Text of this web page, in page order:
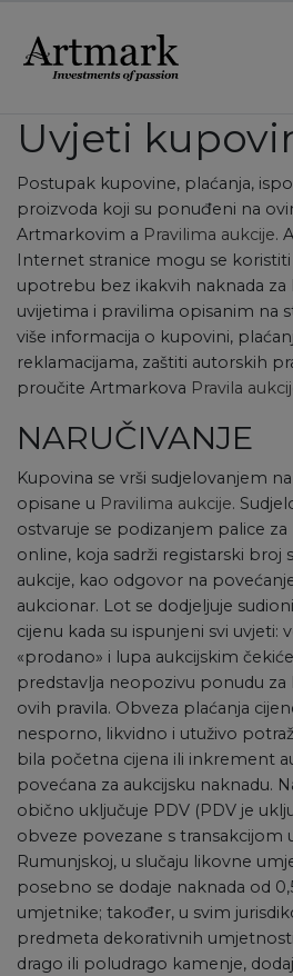
Uvjeti
Postupak kupovine, plaćanja,
proizvoda koji su ponuđeni na
Artmarkovim a Pravilima aukcije.
Internet stranice mogu se koristiti
upotrebu bez ikakvih naknada za
uvijetima i pravilima opisanim na
više informacija o kupovini,
reklamacijama, zaštiti autorskih
proučite Artmarkova Pravila
NARUČIVANJE
Kupovina se vrši sudjelovanjem
opisane u Pravilima aukcije.
ostvaruje se podizanjem palice za
online, koja sadrži registarski broj
aukcije, kao odgovor na
aukcionar. Lot se dodjeljuje
cijenu kada su ispunjeni svi uvjeti:
«prodano» i lupa aukcijskim
predstavlja neopozivu ponudu
ovih pravila. Obveza plaćanja
nesporno, likvidno i utuživo
bila početna cijena ili inkrement
povećana za aukcijsku naknadu.
obično uključuje PDV (PDV je
obveze povezane s transakcijom
Rumunjskoj, u slučaju likovne
posebno se dodaje naknada od
umjetnike; također, u svim
predmeta dekorativnih
drago ili poludrago kamenje,